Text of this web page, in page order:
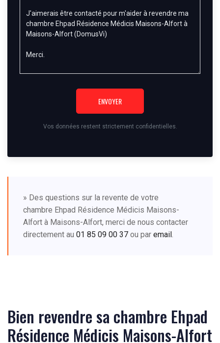
ENVOYER
Vos données restent strictement confidentielles.
» Des questions sur la revente de votre
chambre Ehpad Résidence Médicis Maisons-
Alfort à Maisons-Alfort, merci de nous contacter
directement au 01 85 09 00 37 ou par email
Bien revendre sa chambre Ehpad
Résidence Médicis Maisons-Alfort